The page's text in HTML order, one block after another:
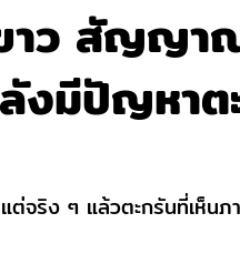
าว สัญญา
งมีปัญหาต
ต่จริง ๆ แล้วตะกรันที่เห็นภ